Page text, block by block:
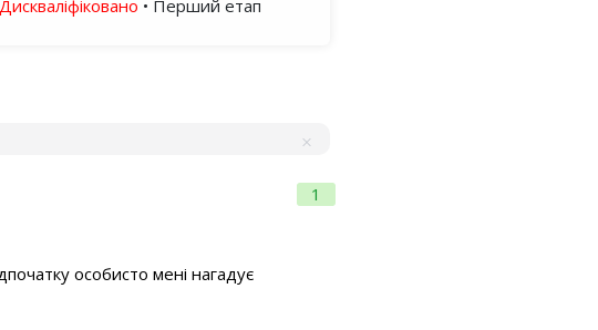
Дискваліфіковано • Перший етап
1
особисто мені нагадує